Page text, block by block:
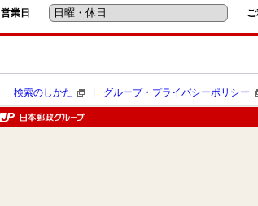
営業日
検索のしかた グループ・プライバシーポリシー